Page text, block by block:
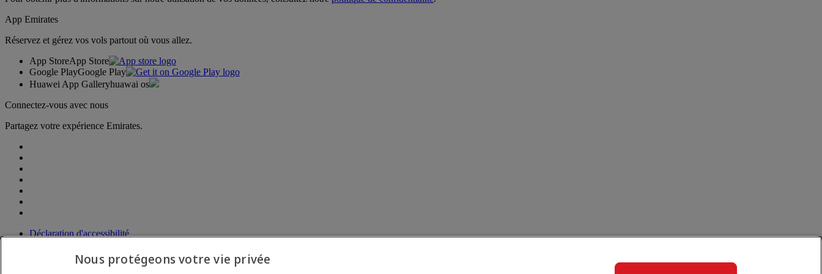
App Emirates
Réservez et gérez vos vols partout où vous allez.
App StoreApp Store
Google PlayGoogle Play
Huawei App Galleryhuawai os
Connectez-vous avec nous
Partagez votre expérience Emirates.
Déclaration d'accessibilité
Politique de confidentialité
Conditions généralesNous protégeons votre vie privée